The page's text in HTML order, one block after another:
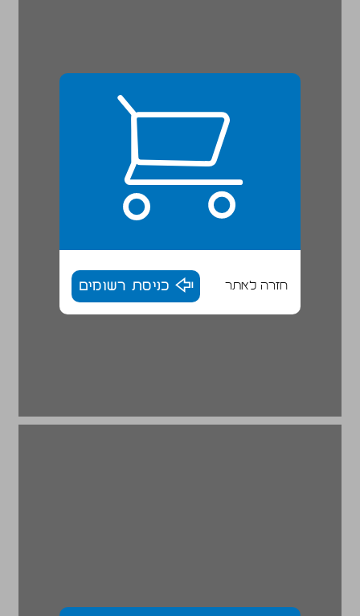
חזרה לאתר כניסת רשומים